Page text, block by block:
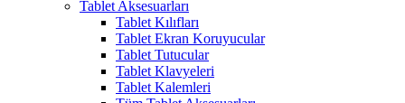
Tablet Aksesuarları
Tablet Kılıfları
Tablet Ekran Koruyucular
Tablet Tutucular
Tablet Klavyeleri
Tablet Kalemleri